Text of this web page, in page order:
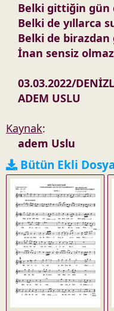
Belki gittiğin gün
Belki de yıllarca
Belki de
İnan sensiz
03.03.2022/
ADEM USLU
Kaynak:
adem Uslu
Bütün Ekli